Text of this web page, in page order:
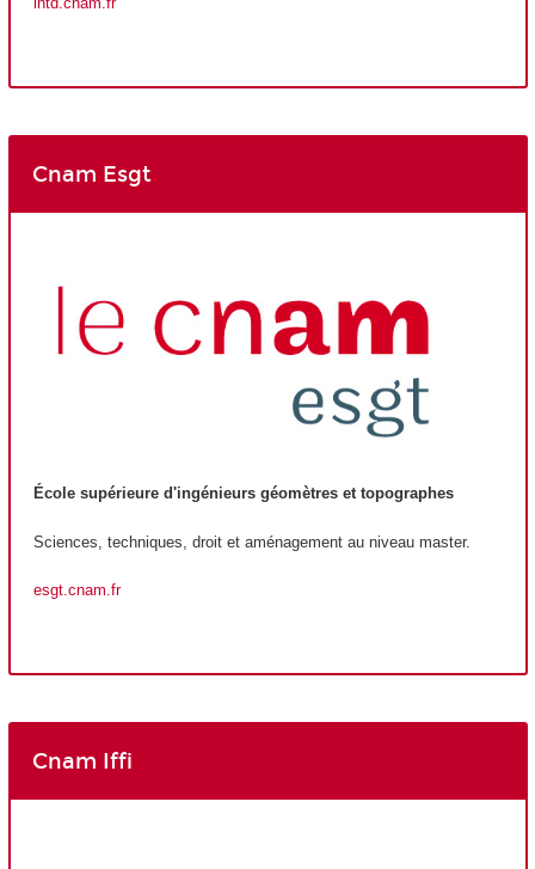
Cnam Esgt
École supérieure d'ingénieurs géomètres et topographes
Sciences, techniques, droit et aménagement au niveau master.
esgt.cnam.fr
Cnam Iffi